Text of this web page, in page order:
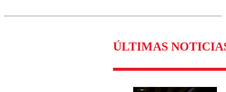
ÚLTIMAS